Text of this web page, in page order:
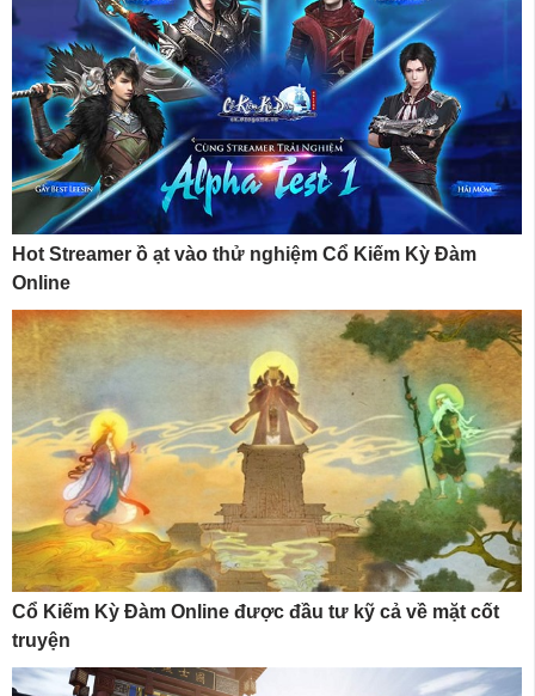
Hot Streamer ồ ạt vào thử nghiệm Cổ Kiếm Kỳ Đàm
Online
Cổ Kiếm Kỳ Đàm Online được đầu tư kỹ cả về mặt cốt
truyện